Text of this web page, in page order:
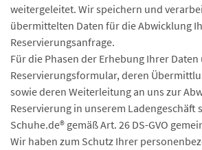
weitergeleitet. Wir speichern und
übermittelten Daten für die Abwicklung
Reservierungsanfrage.
Für die Phasen der Erhebung Ihrer Daten
Reservierungsformular, deren
sowie deren Weiterleitung an uns zur
Reservierung in unserem Ladengeschäft
Schuhe.de® gemäß Art. 26 DS-GVO
Wir haben zum Schutz Ihrer